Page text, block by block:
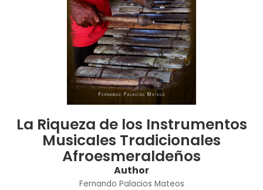
La Riqueza de los Instrumentos
Musicales Tradicionales
Afroesmeraldeños
Author
Fernando Palacios Mateos